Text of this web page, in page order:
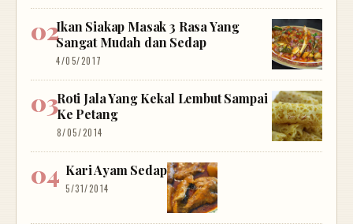
Ikan Siakap Masak 3 Rasa Yang
Sangat Mudah dan Sedap
4/05/2017
Roti Jala Yang Kekal Lembut Sampai
Ke Petang
8/05/2014
Kari Ayam Sedap
5/31/2014